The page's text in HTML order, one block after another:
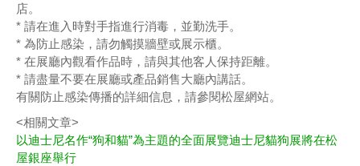
店。
* 請在進入時對手指進行消毒，並勤洗手。
* 為防止感染，請勿觸摸牆壁或展示櫃。
* 在展廳內觀看作品時，請與其他客人保持距離。
* 請盡量不要在展廳或產品銷售大廳內講話。
有關防止感染傳播的詳細信息，請參閱松屋網站。
<相關文章>
以迪士尼名作“狗和貓”為主題的全面展覽迪士尼貓狗展將在松
屋銀座舉行